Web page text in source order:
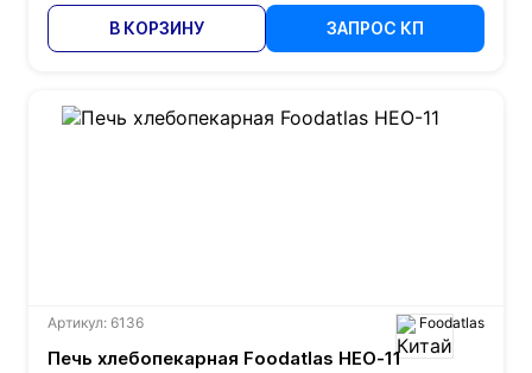
В КОРЗИНУ ЗАПРОС КП
Артикул: 6136 Foodatlas
Печь хлебопекарная Foodatlas HEO-11